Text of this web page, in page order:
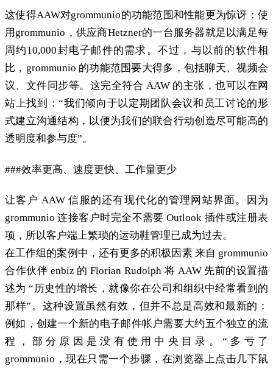
这使得AAW对grommunio的功能范围和性能更为惊讶：使
用grommunio，供应商Hetzner的一台服务器就足以满足每
周约10,000封电子邮件的需求。不过，与以前的软件相
比，grommunio 的功能范围要大得多，包括聊天、视频会
议、文件同步等。这完全符合 AAW 的主张，也可以在网
站上找到：“我们倾向于以定期团队会议和员工讨论的形
式建立沟通结构，以便为我们的联合行动创造尽可能高的
透明度和参与度”。
###效率更高、速度更快、工作量更少
让客户 AAW 信服的还有现代化的管理网站界面。因为
grommunio 连接客户时完全不需要 Outlook 插件或注册表
项，所以客户端上繁琐的运动鞋管理已成为过去。
在工作组的案例中，还有更多的积极因素 来自 grommunio
合作伙伴 enbiz 的 Florian Rudolph 将 AAW 先前的设置描
述为 “历史性的增长，就像你在公司和组织中经常看到的
那样”。这种设置虽然有效，但并不总是高效和最新的：
例如，创建一个新的电子邮件帐户需要大约五个独立的流
程，部分原因是没有使用中央目录。“多亏了
grommunio，现在只需一个步骤，在浏览器上点击几下鼠